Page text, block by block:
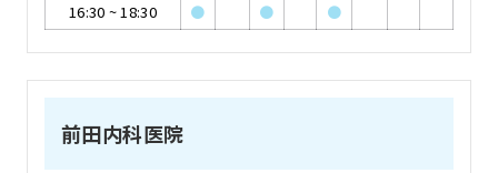
16:30 ~18:30 ● ● ●
前田内科医院